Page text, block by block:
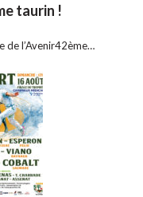
taurin !
de l’Avenir42ème…